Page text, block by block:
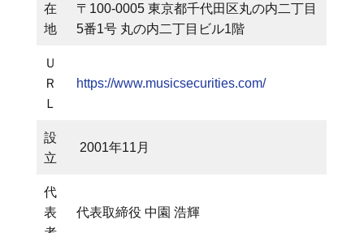
在
地
〒100-0005 東京都千代田区丸の内二丁目
5番1号 丸の内二丁目ビル1階
Ｕ
Ｒ
Ｌ
https://www.musicsecurities.com/
設
⽴
2001年11月
代
表
代表取締役 中園 浩輝